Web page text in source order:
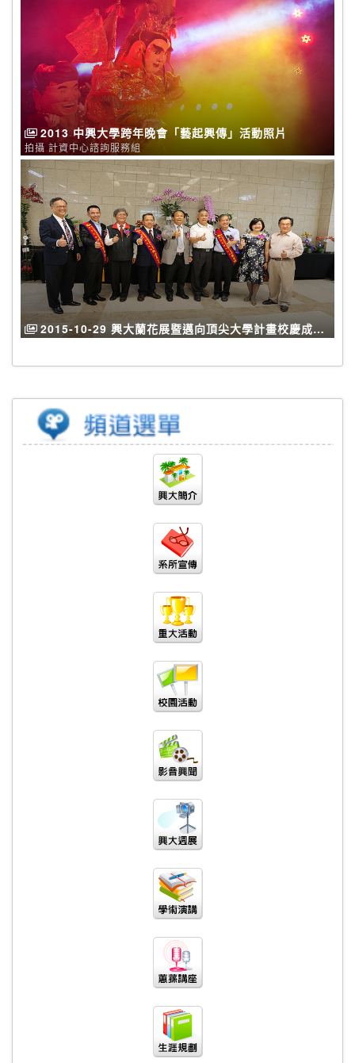
2013 中興大學跨年晚會「藝起興傳」活動照片
拍攝 計資中心諮詢服務組
2015-10-29 興大蘭花展暨邁向頂尖大學計畫校慶成果